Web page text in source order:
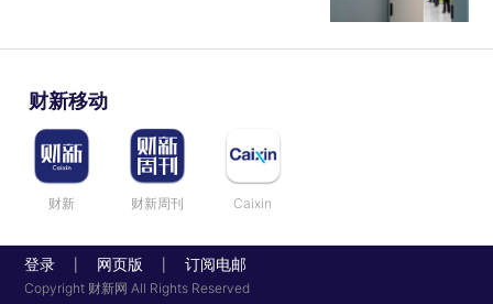
财新移动
财新 财新周刊 Caixin
登录 网页版 订阅电邮
Copyright 财新网 All Rights Reserved